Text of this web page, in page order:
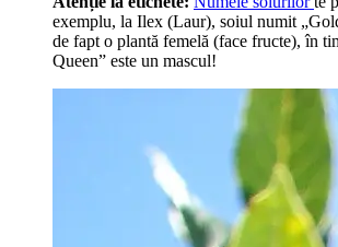
exemplu, la Ilex (Laur), soiul numit
de fapt o plantă femelă (face fructe), în
Queen” este un mascul!